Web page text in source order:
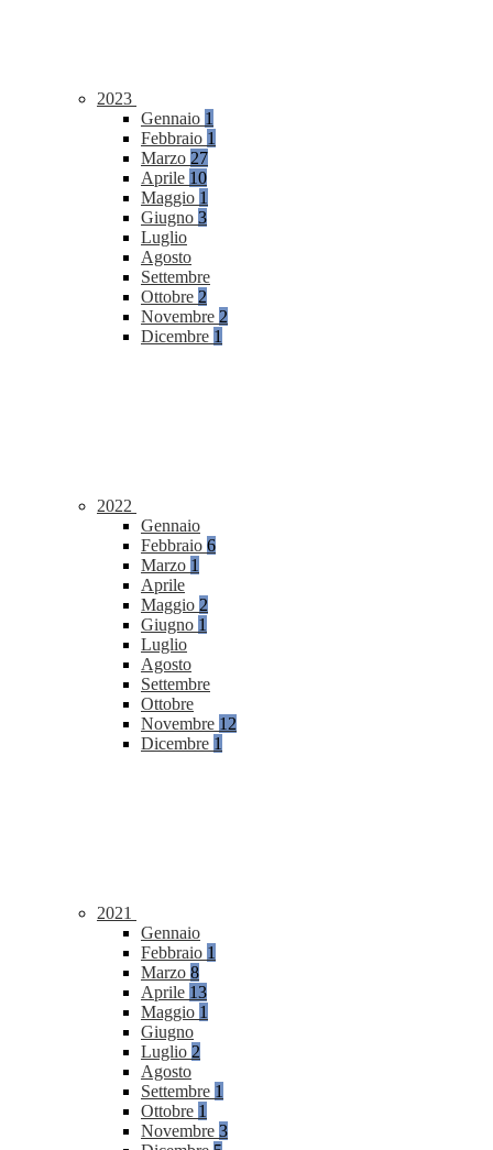
2023
Gennaio 1
Febbraio 1
Marzo 27
Aprile 10
Maggio 1
Giugno 3
Luglio
Agosto
Settembre
Ottobre 2
Novembre 2
Dicembre 1
2022
Gennaio
Febbraio 6
Marzo 1
Aprile
Maggio 2
Giugno 1
Luglio
Agosto
Settembre
Ottobre
Novembre 12
Dicembre 1
2021
Gennaio
Febbraio 1
Marzo 8
Aprile 13
Maggio 1
Giugno
Luglio 2
Agosto
Settembre 1
Ottobre 1
Novembre 3